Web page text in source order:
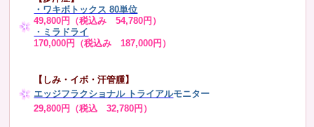
・ ワキボトックス 80単位
49,800円（税込み 54,780円）
・ミラドライ
170,000円（税込み 187,000円）
【しみ・イボ・汗管腫】
エッジフラクショナル トライアルモニター
29,800円（税込 32,780円）